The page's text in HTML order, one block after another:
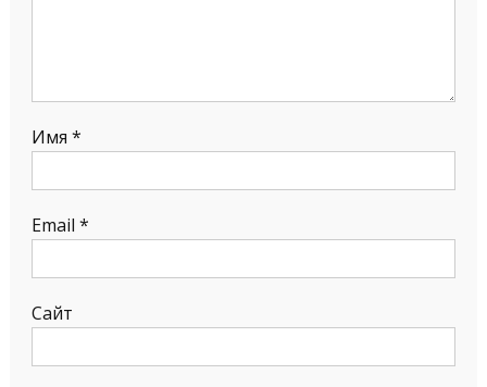
Имя *
Email *
Сайт